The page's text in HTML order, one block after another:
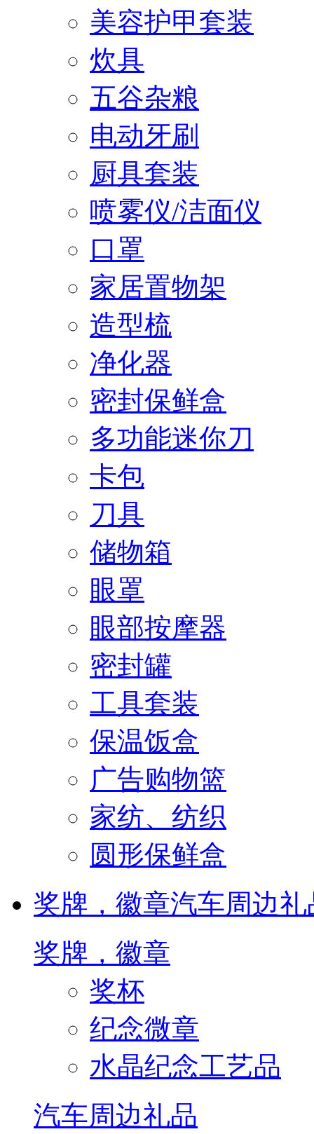
美容护甲套装
炊具
五谷杂粮
电动牙刷
厨具套装
喷雾仪/洁面仪
口罩
家居置物架
造型梳
净化器
密封保鲜盒
多功能迷你刀
卡包
刀具
储物箱
眼罩
眼部按摩器
密封罐
工具套装
保温饭盒
广告购物篮
家纺、纺织
圆形保鲜盒
奖牌，徽章汽车周边礼
奖牌，徽章
奖杯
纪念微章
水晶纪念工艺品
汽车周边礼品